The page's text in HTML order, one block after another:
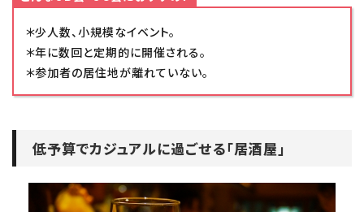
＊少人数、小規模なイベント。
＊年に数回と定期的に開催される。
＊参加者の居住地が離れていない。
低予算でカジュアルに過ごせる「居酒屋」